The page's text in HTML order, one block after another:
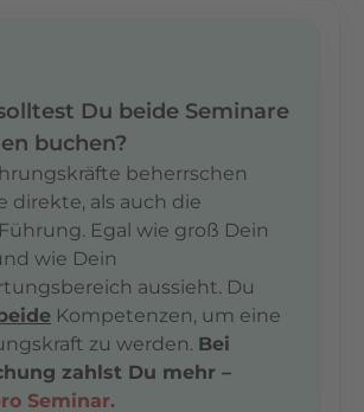
Du beide Seminare
buchen?
beherrschen
direkte, als auch die
Egal wie groß Dein
wie Dein
aussieht. Du
Kompetenzen, um eine
zu werden. Bei
zahlst Du mehr –
Seminar.